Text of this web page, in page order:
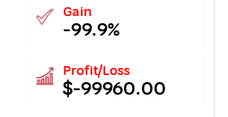
Gain
-99.9%
Profit/Loss
$-99960.00